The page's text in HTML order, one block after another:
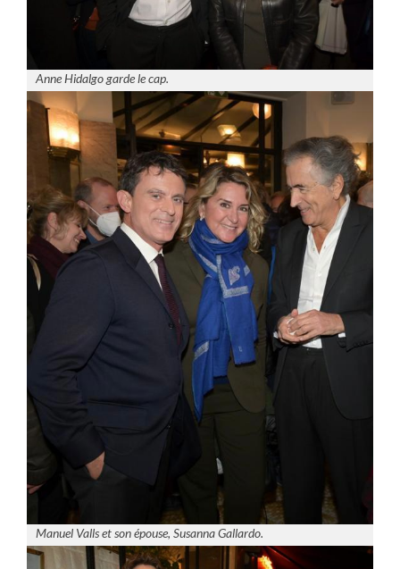
Anne Hidalgo garde le cap.
Manuel Valls et son épouse, Susanna Gallardo.